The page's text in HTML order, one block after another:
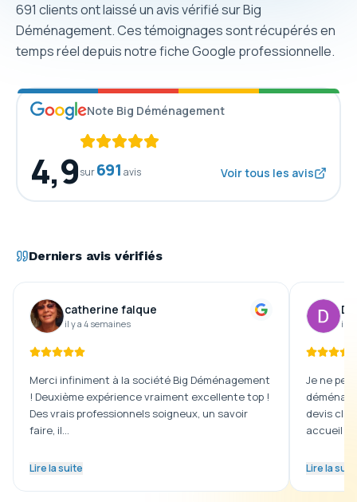
691 clients ont laissé un avis vérifié sur Big
Déménagement. Ces témoignages sont récupérés en
temps réel depuis notre fiche Google professionnelle.
Note Big Déménagement
4,9sur691 avis Voir tous les avis
Derniers avis vérifiés
catherine falque
il y a 4 semaines
Merci infiniment à la société Big Déménagement
! Deuxième expérience vraiment excellente top !
Des vrais professionnels soigneux, un savoir
faire, il…
Lire la suite
il y
Je ne
devis
accueil …
Lire la